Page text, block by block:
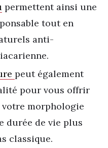
permettent ainsi une
tout en
anti-
peut également
pour vous offrir
morphologie
durée de vie plus
classique.